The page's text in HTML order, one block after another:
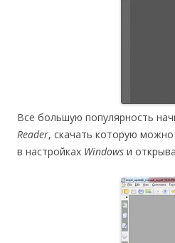
Все большую популярность
Reader, скачать которую можно
в настройках Windows и